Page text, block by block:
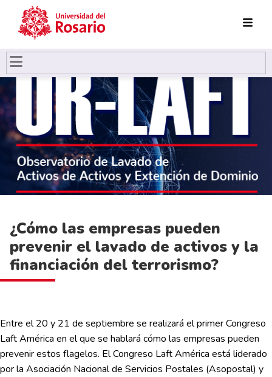
Pasar al contenido principal
¿Cómo las empresas pueden
prevenir el lavado de activos y la
financiación del terrorismo?
Entre el 20 y 21 de septiembre se realizará el primer Congreso
Laft América en el que se hablará cómo las empresas pueden
prevenir estos flagelos. El Congreso Laft América está liderado
por la Asociación Nacional de Servicios Postales (Asopostal) y